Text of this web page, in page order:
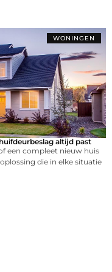
WONINGEN
altijd past
een compleet nieuw huis
die in elke situatie